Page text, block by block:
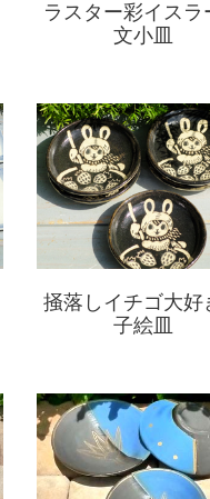
ラスター彩イスラ
文小皿
掻落しイチゴ大好
子絵皿